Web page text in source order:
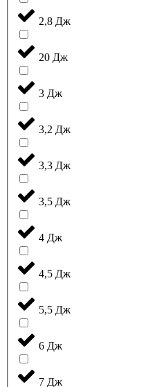
2,8 Дж
20 Дж
3 Дж
3,2 Дж
3,3 Дж
3,5 Дж
4 Дж
4,5 Дж
5,5 Дж
6 Дж
7 Дж